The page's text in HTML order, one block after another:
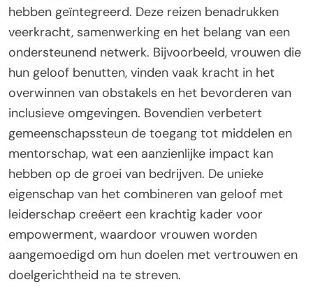
hebben geïntegreerd. Deze reizen benadrukken
veerkracht, samenwerking en het belang van een
ondersteunend netwerk. Bijvoorbeeld, vrouwen die
hun geloof benutten, vinden vaak kracht in het
overwinnen van obstakels en het bevorderen van
inclusieve omgevingen. Bovendien verbetert
gemeenschapssteun de toegang tot middelen en
mentorschap, wat een aanzienlijke impact kan
hebben op de groei van bedrijven. De unieke
eigenschap van het combineren van geloof met
leiderschap creëert een krachtig kader voor
empowerment, waardoor vrouwen worden
aangemoedigd om hun doelen met vertrouwen en
doelgerichtheid na te streven.